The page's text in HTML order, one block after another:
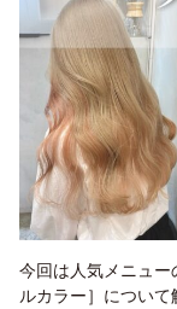
今回は人気メニュ
ルカラー］につい